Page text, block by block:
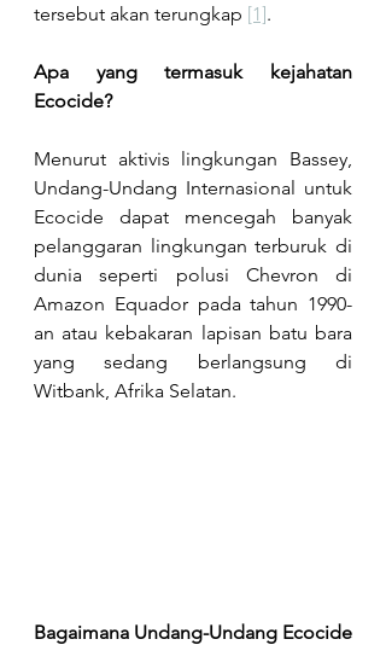
tersebut akan terungkap [1].
Apa yang termasuk kejahatan
Ecocide?
Menurut aktivis lingkungan Bassey,
Undang-Undang Internasional untuk
Ecocide dapat mencegah banyak
pelanggaran lingkungan terburuk di
dunia seperti polusi Chevron di
Amazon Equador pada tahun 1990-
an atau kebakaran lapisan batu bara
yang sedang berlangsung di
Witbank, Afrika Selatan.
Bagaimana Undang-Undang Ecocide